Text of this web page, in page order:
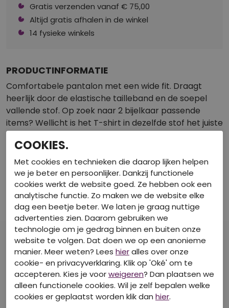
Gratis verzenden vanaf € 75,00
Altijd gratis afhalen in de winkel
14 fysieke winkels
PRODUCTINFORMATIE
Comfortabele pantalon met een wide fit. Draagt
heerlijk door de elastische tailleband en de soepel
vallende stof. Op zoek naar 2 bijelkaar passende
items? Wellicht is het T-shirt in dezelfde stof het juiste
item om jouw outfit compleet te maken. Art.nr.
15352943
SPECIFICATIES
BEKIJK DE WINKELVOORRAAD
COOKIES.
Met cookies en technieken die daarop lijken helpen
we je beter en persoonlijker. Dankzij functionele
cookies werkt de website goed. Ze hebben ook een
analytische functie. Zo maken we de website elke
dag een beetje beter. We laten je graag nuttige
advertenties zien. Daarom gebruiken we
technologie om je gedrag binnen en buiten onze
website te volgen. Dat doen we op een anonieme
manier. Meer weten? Lees hieralles over onze
cookie- en privacyverklaring. Klik op 'Oké' om te
accepteren. Kies je voorweigeren? Dan plaatsen we
alleen functionele cookies. Wil je zelf bepalen welke
cookies er geplaatst worden klik dan hier.